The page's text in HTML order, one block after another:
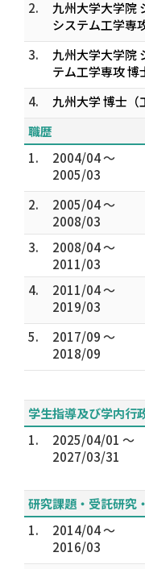
2.
九州大学大学院
システム工学専
3.
九州大学大学院
テム工学専攻 博
4.
九州大学 博士（
職歴
1.
2004/04 ～
2005/03
2.
2005/04 ～
2008/03
3.
2008/04 ～
2011/03
4.
2011/04 ～
2019/03
5.
2017/09 ～
2018/09
学生指導及び学内行
1.
2025/04/01 ～
2027/03/31
研究課題・受託研究
1.
2014/04 ～
2016/03